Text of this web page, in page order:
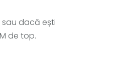
sau dacă ești
de top.